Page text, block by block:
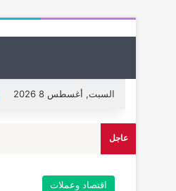
السبت, أغسطس 8 2026
عاجل
اقتصاد وعملات